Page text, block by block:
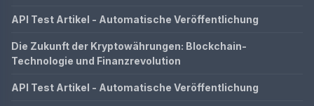
API Test Artikel - Automatische Veröffentlichung
Die Zukunft der Kryptowährungen: Blockchain-
Technologie und Finanzrevolution
API Test Artikel - Automatische Veröffentlichung